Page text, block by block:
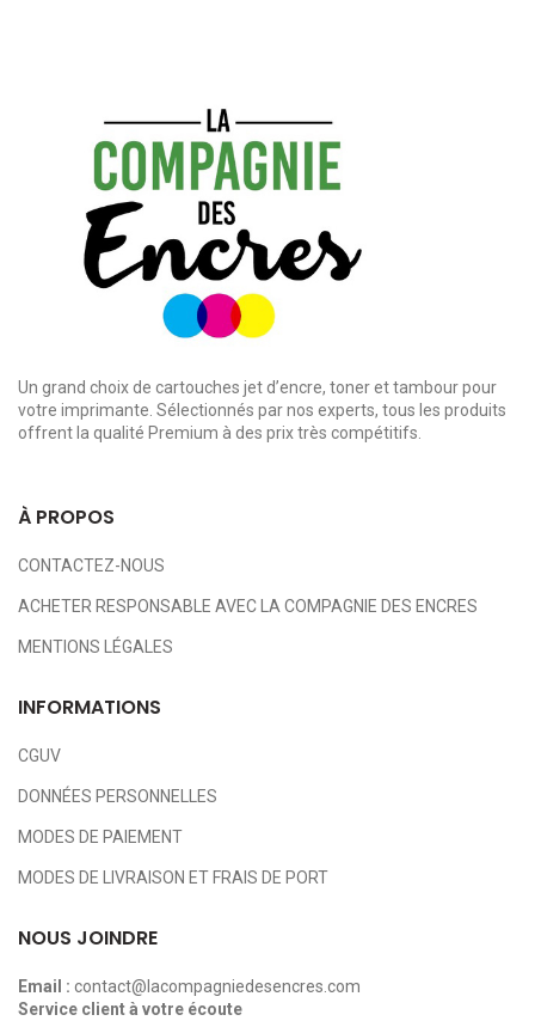
Un grand choix de cartouches jet d’encre, toner et tambour pour
votre imprimante. Sélectionnés par nos experts, tous les produits
offrent la qualité Premium à des prix très compétitifs.
À PROPOS
CONTACTEZ-NOUS
ACHETER RESPONSABLE AVEC LA COMPAGNIE DES ENCRES
MENTIONS LÉGALES
INFORMATIONS
CGUV
DONNÉES PERSONNELLES
MODES DE PAIEMENT
MODES DE LIVRAISON ET FRAIS DE PORT
NOUS JOINDRE
Email : contact@lacompagniedesencres.com
Service client à votre écoute